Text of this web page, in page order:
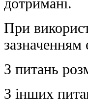
При
зазначенням
З питань
З інших